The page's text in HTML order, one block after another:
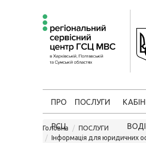
ПРО
РСЦ
ПОСЛУГИ
Головна
ПОСЛУГИ
Інформація для юридичних